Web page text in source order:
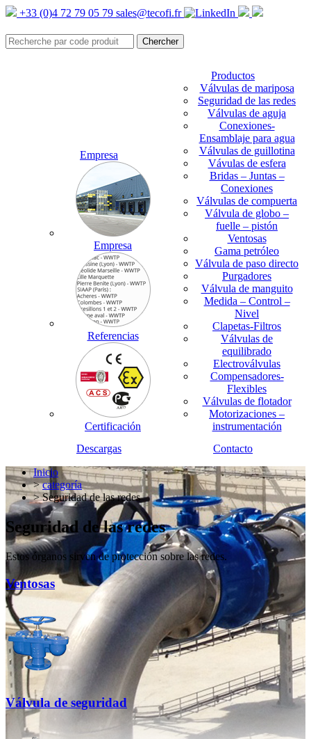
+33 (0)4 72 79 05 79 sales@tecofi.fr
Empresa
Empresa
Referencias
Certificación
Productos
Válvulas de mariposa
Seguridad de las redes
Válvulas de aguja
Conexiones-
Ensamblaje para agua
Válvulas de guillotina
Vávulas de esfera
Bridas – Juntas –
Conexiones
Válvulas de compuerta
Válvula de globo –
fuelle – pistón
Ventosas
Gama petróleo
Válvula de paso directo
Purgadores
Válvula de manguito
Medida – Control –
Nivel
Clapetas-Filtros
Válvulas de
equilibrado
Electroválvulas
Compensadores-
Flexibles
Válvulas de flotador
Motorizaciones –
instrumentación
Descargas
Contacto
Inicio
>categoría
> Seguridad de las redes
Seguridad de las redes
Estos órganos sirven de protección sobre las redes.
Ventosas
Válvula de seguridad